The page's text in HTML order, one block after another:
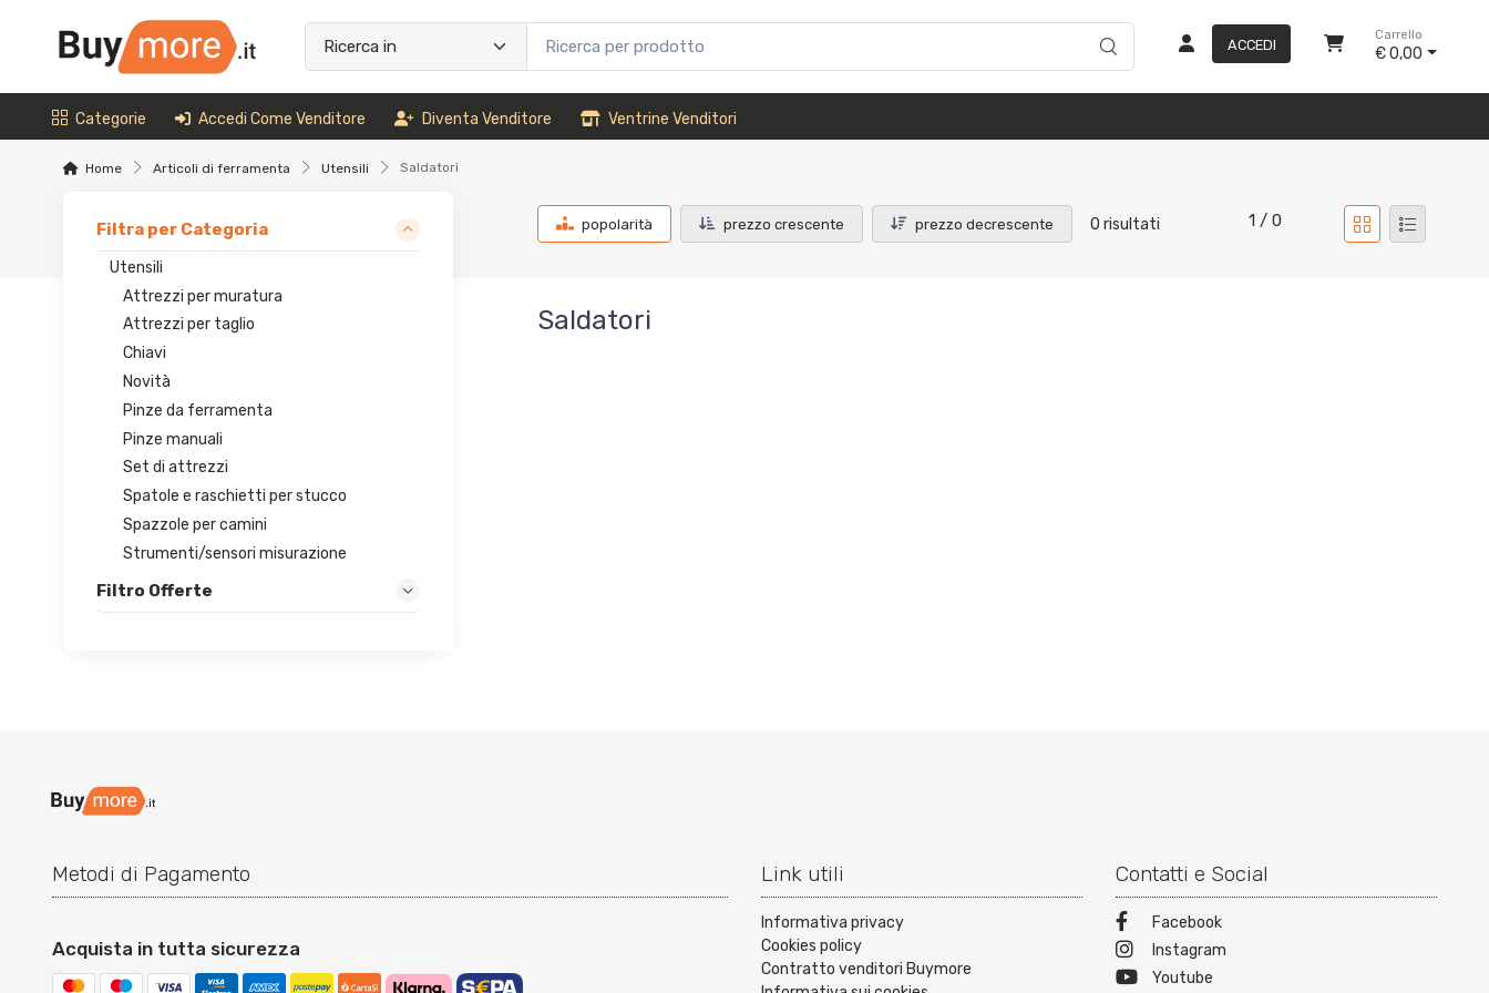
ACCEDI
Carrello
€ 0,00
Categorie Accedi Come Venditore Diventa Venditore Ventrine Venditori
Home Articoli di ferramenta Utensili Saldatori
Filtra per Categoria
Utensili
Attrezzi per muratura
Attrezzi per taglio
Chiavi
Novità
Pinze da ferramenta
Pinze manuali
Set di attrezzi
Spatole e raschietti per stucco
Spazzole per camini
Strumenti/sensori misurazione
Filtro Offerte
popolarità prezzo crescente prezzo decrescente 0 risultati 1 / 0
Saldatori
Metodi di Pagamento
Acquista in tutta sicurezza
Link utili
Informativa privacy
Cookies policy
Contratto venditori Buymore
Contatti e Social
Facebook
Instagram
Youtube